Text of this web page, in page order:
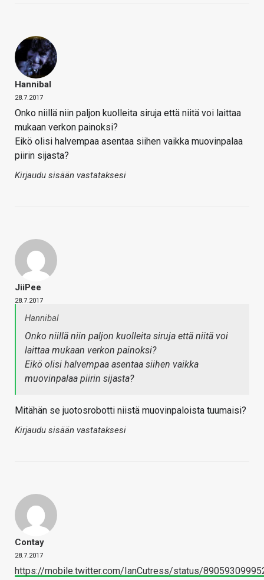
Hannibal
28.7.2017
Onko niillä niin paljon kuolleita siruja että niitä voi laittaa
mukaan verkon painoksi?
Eikö olisi halvempaa asentaa siihen vaikka muovinpalaa
piirin sijasta?
Kirjaudu sisään vastataksesi
JiiPee
28.7.2017
Hannibal
Onko niillä niin paljon kuolleita siruja että niitä voi
laittaa mukaan verkon painoksi?
Eikö olisi halvempaa asentaa siihen vaikka
muovinpalaa piirin sijasta?
Mitähän se juotosrobotti niistä muovinpaloista tuumaisi?
Kirjaudu sisään vastataksesi
Contay
28.7.2017
https://mobile.twitter.com/IanCutress/status/